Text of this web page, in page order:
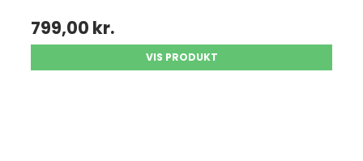
799,00 kr.
VIS PRODUKT